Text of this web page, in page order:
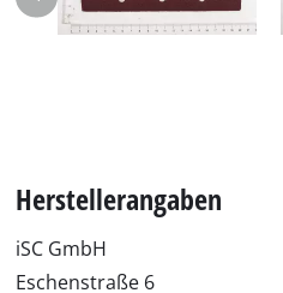
Herstellerangaben
iSC GmbH
Eschenstraße 6